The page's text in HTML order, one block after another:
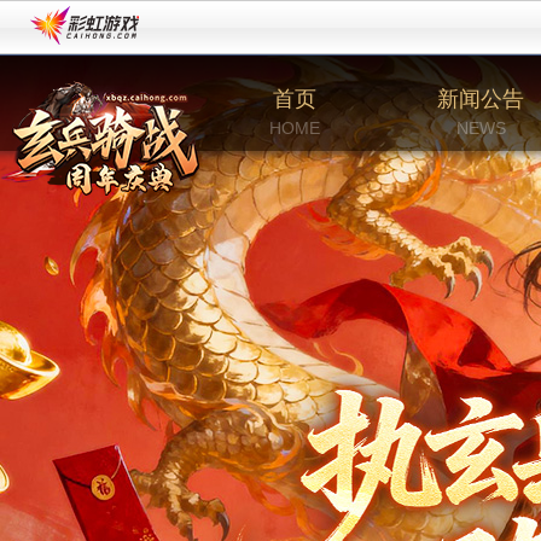
首页
HOME
新闻公告
NEWS